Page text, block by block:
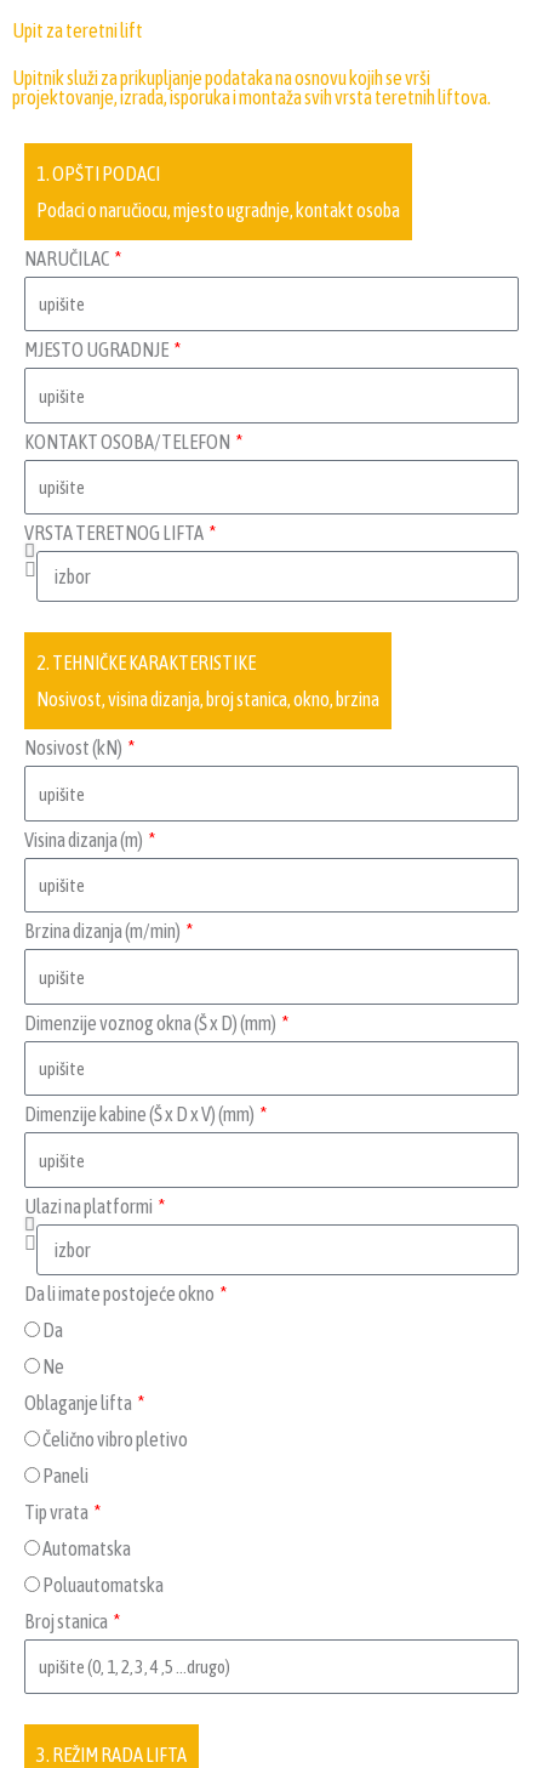
Upit za teretni lift
Upitnik služi za prikupljanje podataka na osnovu kojih se vrši
projektovanje, izrada, isporuka i montaža svih vrsta teretnih liftova.
1. OPŠTI PODACI
Podaci o naručiocu, mjesto ugradnje, kontakt osoba
NARUČILAC
MJESTO UGRADNJE
KONTAKT OSOBA/TELEFON
VRSTA TERETNOG LIFTA
2. TEHNIČKE KARAKTERISTIKE
Nosivost, visina dizanja, broj stanica, okno, brzina
Nosivost (kN)
Visina dizanja (m)
Brzina dizanja (m/min)
Dimenzije voznog okna (Š x D) (mm)
Dimenzije kabine (Š x D x V) (mm)
Ulazi na platformi
Da li imate postojeće okno
Da
Ne
Oblaganje lifta
Čelično vibro pletivo
Paneli
Tip vrata
Automatska
Poluautomatska
Broj stanica
3. REŽIM RADA LIFTA